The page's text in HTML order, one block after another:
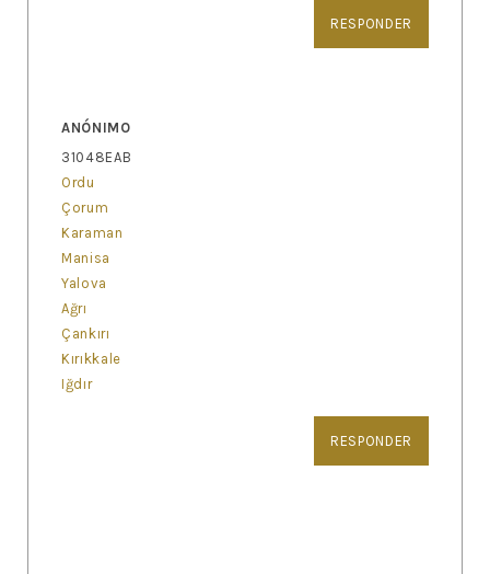
RESPONDER
ANÓNIMO
31048EAB
Ordu
Çorum
Karaman
Manisa
Yalova
Ağrı
Çankırı
Kırıkkale
Iğdır
RESPONDER